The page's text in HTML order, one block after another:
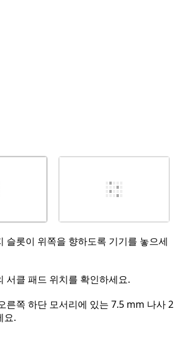
슬롯이 위쪽을 향하도록 기기를 놓으세
서클 패드 위치를 확인하세요.
른쪽 하단 모서리에 있는 7.5 mm 나사 2
요.